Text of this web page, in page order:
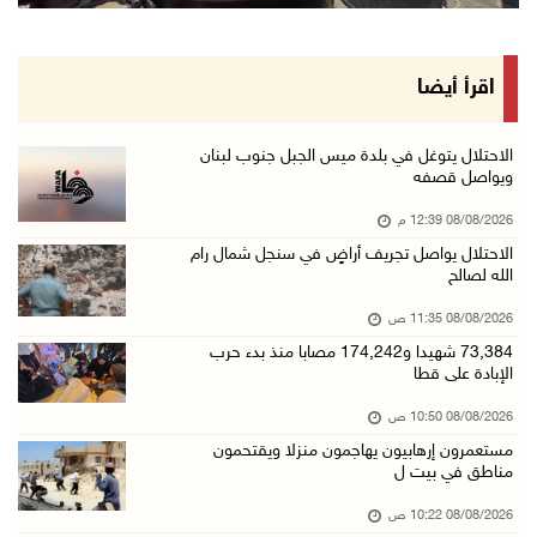
73,384 شهيدا و174,242 مصابا منذ بدء حرب الإبا ...
مستعمرون إرهابيون يهاجمون منزلا ويقتحمون مناط ...
08/آب/2026 10:22 ص
قوات الاحتلال تجري تحقيقات ميدانية مع عشرات ا ...
الاحتلال ينصب حاجزا عسكريا في نعلين غرب رام ا ...
08/آب/2026 09:38 ص
3 إصابات برصاص الاحتلال شمال خان يونس
اقرأ أيضا
الاحتلال يتوغل في بلدة ميس الجبل جنوب لبنان
ويواصل قصفه
08/08/2026 12:39 م
الاحتلال يواصل تجريف أراضٍ في سنجل شمال رام
الله لصالح
08/08/2026 11:35 ص
73,384 شهيدا و174,242 مصابا منذ بدء حرب
الإبادة على قطا
08/08/2026 10:50 ص
مستعمرون إرهابيون يهاجمون منزلا ويقتحمون
مناطق في بيت ل
08/08/2026 10:22 ص